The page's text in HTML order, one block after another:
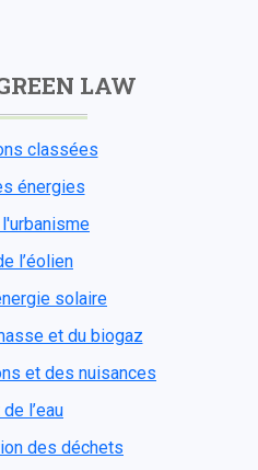
LAW
classées
énergies
l’éolien
solaire
et du biogaz
et des nuisances
l’eau
des déchets